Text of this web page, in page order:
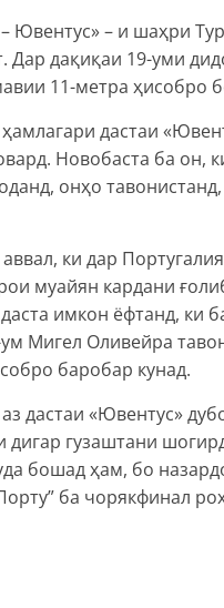
Ювентус» – и шаҳри
Дар дақиқаи 19-уми
11-метра ҳисобро
дастаи
Новобаста ба он,
онҳо
ки дар
муайян кардани
имкон ёфтанд, ки
Мигел Оливейра
баробар кунад.
дастаи «Ювентус»
гузаштани
бошад ҳам, бо
ба чорякфинал